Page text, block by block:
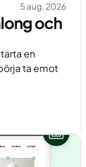
5 aug. 2026
och
en
ta emot